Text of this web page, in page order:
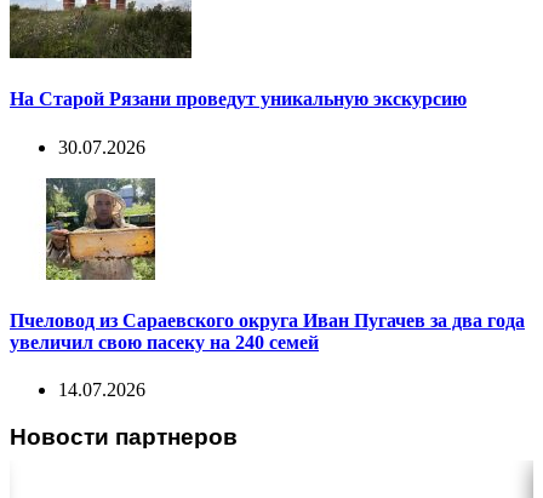
На Старой Рязани проведут уникальную экскурсию
30.07.2026
Пчеловод из Сараевского округа Иван Пугачев за два года
увеличил свою пасеку на 240 семей
14.07.2026
Новости партнеров